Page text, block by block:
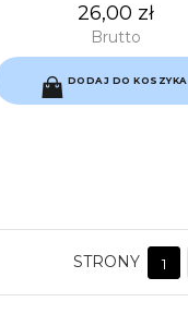
26,00 zł
Brutto
DODAJ DO KOSZYKA
STRONY 1